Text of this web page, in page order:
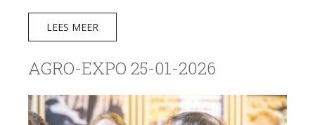
LEES MEER
AGRO-EXPO 25-01-2026